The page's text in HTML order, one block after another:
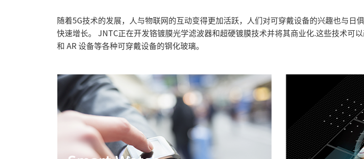
随着5G技术的发展，人与物联网的互动变得更加活跃，人们对可穿戴设备的兴趣也与
快速增长。 JNTC正在开发铬镀膜光学滤波器和超硬镀膜技术并将其商业化.这些技术可
和 AR 设备等各种可穿戴设备的钢化玻璃。